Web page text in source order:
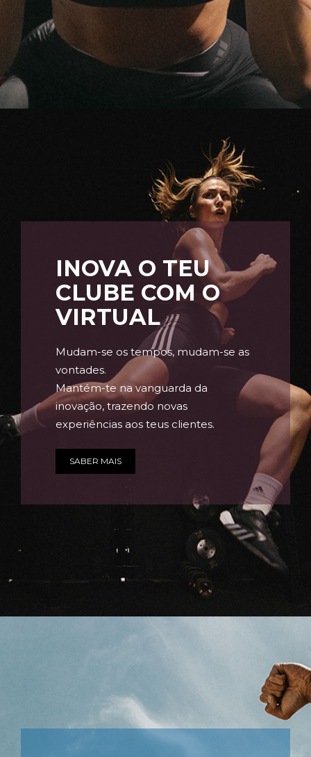
INOVA O TEU
CLUBE COM O
VIRTUAL
Mudam-se os tempos, mudam-se as
vontades.
Mantém-te na vanguarda da
inovação, trazendo novas
experiências aos teus clientes.
SABER MAIS